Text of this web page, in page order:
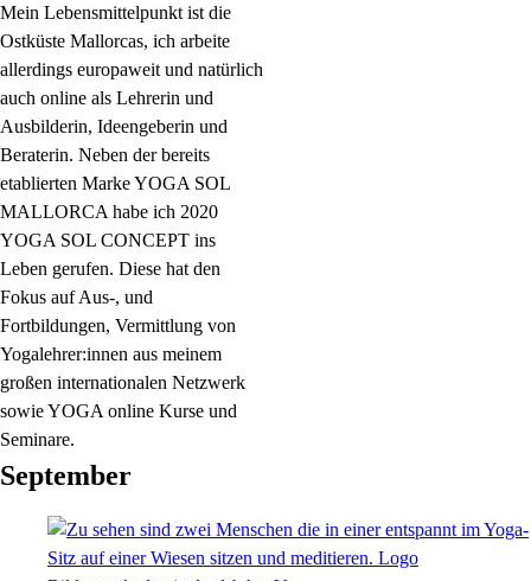
Mein Lebensmittelpunkt ist die
Ostküste Mallorcas, ich arbeite
allerdings europaweit und natürlich
auch online als Lehrerin und
Ausbilderin, Ideengeberin und
Beraterin. Neben der bereits
etablierten Marke YOGA SOL
MALLORCA habe ich 2020
YOGA SOL CONCEPT ins
Leben gerufen. Diese hat den
Fokus auf Aus-, und
Fortbildungen, Vermittlung von
Yogalehrer:innen aus meinem
großen internationalen Netzwerk
sowie YOGA online Kurse und
Seminare.
September